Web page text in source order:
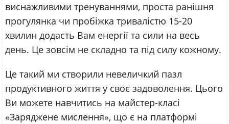
виснажливими тренуваннями, проста ранішня
прогулянка чи пробіжка тривалістю 15-20
хвилин додасть Вам енергії та сили на весь
день. Це зовсім не складно та під силу кожному.
Це такий ми створили невеличкий пазл
продуктивного життя у своє задоволення. Цього
Ви можете навчитись на майстер-класі
«Заряджене мислення», що є на платформі